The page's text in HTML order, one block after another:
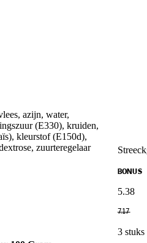
azijn, water,
(E330), kruiden,
kleurstof (E150d),
zuurteregelaar
BONUS
5.38
7.17
3 stuks